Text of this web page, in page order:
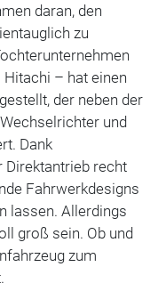
daran, den
zu
– hat einen
der neben der
und
Dank
Direktantrieb recht
Fahrwerkdesigns
lassen. Allerdings
groß sein. Ob und
zum